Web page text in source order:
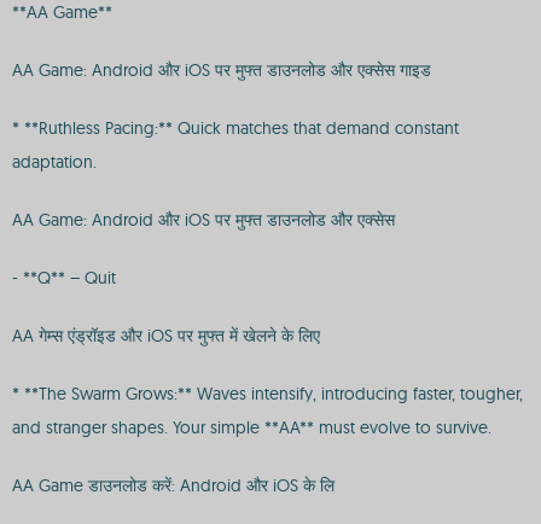
**AA Game**
AA Game: Android और iOS पर मुफ्त डाउनलोड और एक्सेस गाइड
* **Ruthless Pacing:** Quick matches that demand constant
adaptation.
AA Game: Android और iOS पर मुफ्त डाउनलोड और एक्सेस
- **Q** – Quit
AA गेम्स एंड्रॉइड और iOS पर मुफ्त में खेलने के लिए
* **The Swarm Grows:** Waves intensify, introducing faster, tougher,
and stranger shapes. Your simple **AA** must evolve to survive.
AA Game डाउनलोड करें: Android और iOS के लि